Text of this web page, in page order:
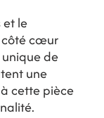
et le
cœur
de
une
cette pièce